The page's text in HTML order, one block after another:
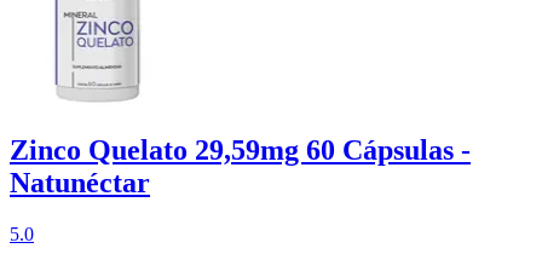
Zinco Quelato 29,59mg 60 Cápsulas -
Natunéctar
5.0